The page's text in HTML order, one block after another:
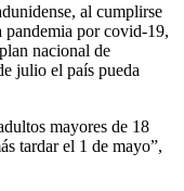
al cumplirse
pandemia por covid-19,
nacional de
julio el país pueda
mayores de 18
tardar el 1 de mayo”,